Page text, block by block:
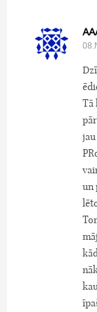
Tā
un